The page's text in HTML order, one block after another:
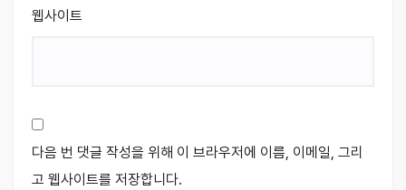
웹사이트
다음 번 댓글 작성을 위해 이 브라우저에 이름, 이메일, 그리
고 웹사이트를 저장합니다.